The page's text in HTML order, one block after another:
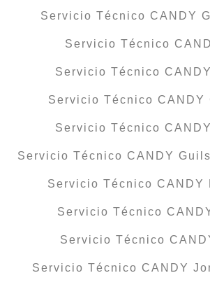
Servicio Técnico CANDY
Servicio Técnico
Servicio Técnico
Servicio Técnico CANDY
Servicio Técnico
Servicio Técnico CANDY
Servicio Técnico CANDY
Servicio Técnico
Servicio Técnico
Servicio Técnico CANDY